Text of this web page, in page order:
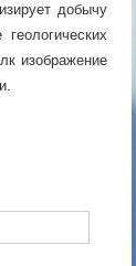
добычу
изображение